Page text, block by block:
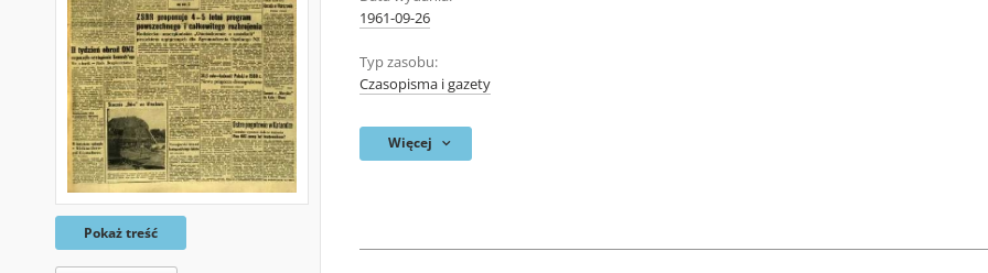
Pokaż treść
1961-09-26
Typ zasobu:
Czasopisma i gazety
Więcej